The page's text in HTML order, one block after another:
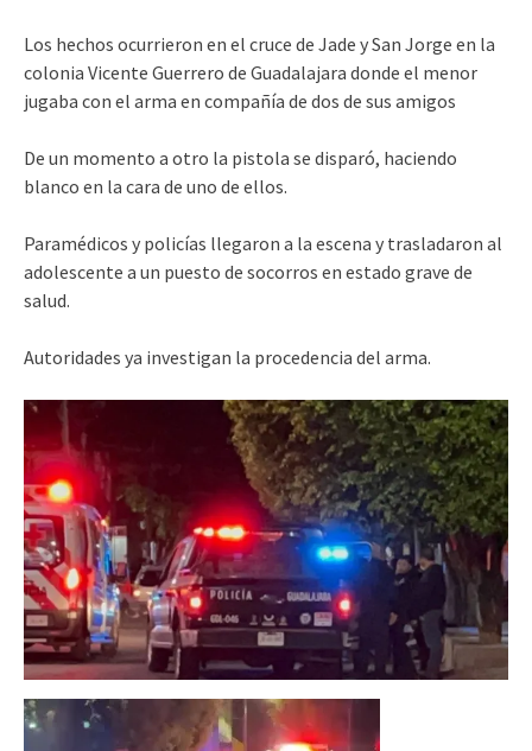
Los hechos ocurrieron en el cruce de Jade y San Jorge en la
colonia Vicente Guerrero de Guadalajara donde el menor
jugaba con el arma en compañía de dos de sus amigos
De un momento a otro la pistola se disparó, haciendo
blanco en la cara de uno de ellos.
Paramédicos y policías llegaron a la escena y trasladaron al
adolescente a un puesto de socorros en estado grave de
salud.
Autoridades ya investigan la procedencia del arma.